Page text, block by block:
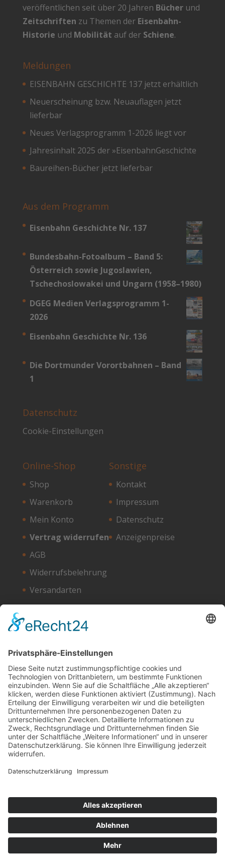
veröffentlichen seit über 20 Jahren Bücherund
Zeitschriften zu Themen der Eisenbahn-
Historie und Mobilität auf der Schiene.
Meldungen
EISENBAHN GESCHICHTE 137 jetzt erhältlich
Neuerscheinung bzw. Neuauflagen jetzt
lieferbar
Neues Verlagsprogramm 1-2026 liegt vor
Jahresinhalt 2025 der »EisenbahnGeschichte
Baureihen-Bücher jetzt lieferbar
Aus dem Programm
Eisenbahn Geschichte Nr. 137
Bundesbahn-­Fotoalbum – Band 5:
Österreich sowie Jugoslawien,
Tschechoslowakei und Ungarn (1958–1980)
DGEG Medien Verlagsprogramm 1-
2026
Eisenbahn Geschichte Nr. 136
Die Dortmunder Vorortbahnen – Band
1
Datenschutz
Cookie-Einstellungen
Online-Shop
Shop
Warenkorb
Mein Konto
Vertrag widerrufen
AGB
Widerrufsbelehrung
Versandarten
Zahlungsarten
Sonstige
Kontakt
Impressum
Datenschutz
Anzeigenpreise
Copyright © 2022–2026 DGEG Medien GmbH.